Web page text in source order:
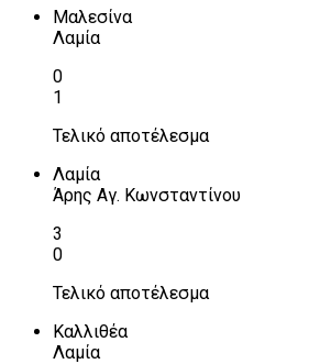
Μαλεσίνα
Λαμία
0
1
Τελικό αποτέλεσμα
Λαμία
Άρης Αγ. Κωνσταντίνου
3
0
Τελικό αποτέλεσμα
Καλλιθέα
Λαμία